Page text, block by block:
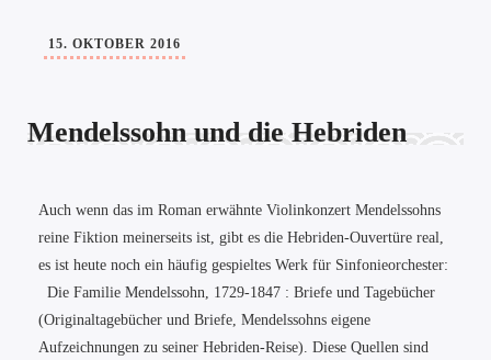
15. OKTOBER 2016
Mendelssohn und die Hebriden
Auch wenn das im Roman erwähnte Violinkonzert Mendelssohns
reine Fiktion meinerseits ist, gibt es die Hebriden-Ouvertüre real,
es ist heute noch ein häufig gespieltes Werk für Sinfonieorchester:
Die Familie Mendelssohn, 1729-1847 : Briefe und Tagebücher
(Originaltagebücher und Briefe, Mendelssohns eigene
Aufzeichnungen zu seiner Hebriden-Reise). Diese Quellen sind